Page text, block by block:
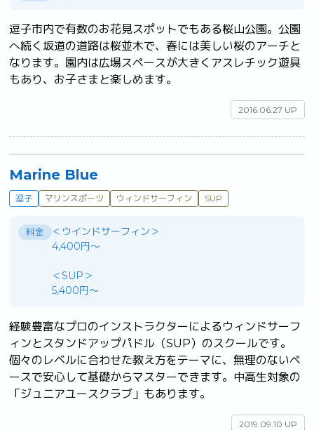
逗子市内で有数のお花見スポットでもある桜山公園。公園
へ続く坂道の道路は桜並木で、春には美しい桜のアーチと
なります。園内は広場スペースが大きくアスレチック遊具
2016.06.27 UP
Marine Blue
逗子 マリンスポーツ ウィンドサーフィン SUP
料金
＜ウインドサーフィン＞
4,400円～
＜SUP＞
5,400円～
経験豊富なプロのインストラクターによるウィンドサーフ
ィンとスタンドアップパドル（SUP）のスクールです。
個々のレベルに合わせた教え方をテーマに、無理のないペ
ースで安心して基礎からマスターできます。中高生対象の
2019.09.10 UP